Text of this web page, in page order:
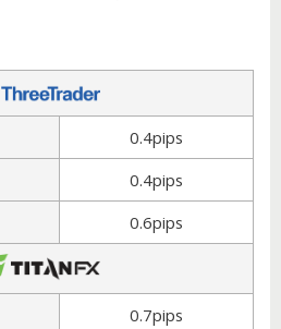
0.4pips
0.4pips
0.6pips
0.7pips